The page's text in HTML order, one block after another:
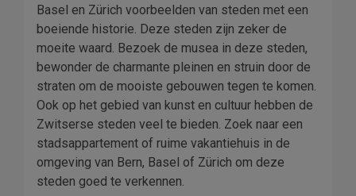
Basel en Zürich voorbeelden van steden met een
boeiende historie. Deze steden zijn zeker de
moeite waard. Bezoek de musea in deze steden,
bewonder de charmante pleinen en struin door de
straten om de mooiste gebouwen tegen te komen.
Ook op het gebied van kunst en cultuur hebben de
Zwitserse steden veel te bieden. Zoek naar een
stadsappartement of ruime vakantiehuis in de
omgeving van Bern, Basel of Zürich om deze
steden goed te verkennen.